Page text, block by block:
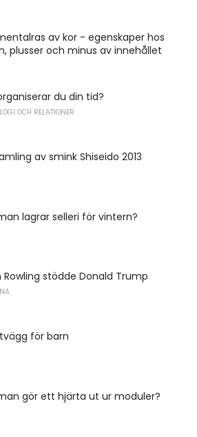
av kor - egenskaper hos
plusser och minus av innehållet
du din tid?
OCH RELATIONER
av smink Shiseido 2013
lagrar selleri för vintern?
Rowling stödde Donald Trump
för barn
gör ett hjärta ut ur moduler?